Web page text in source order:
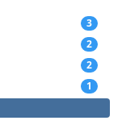
3
2
2
1